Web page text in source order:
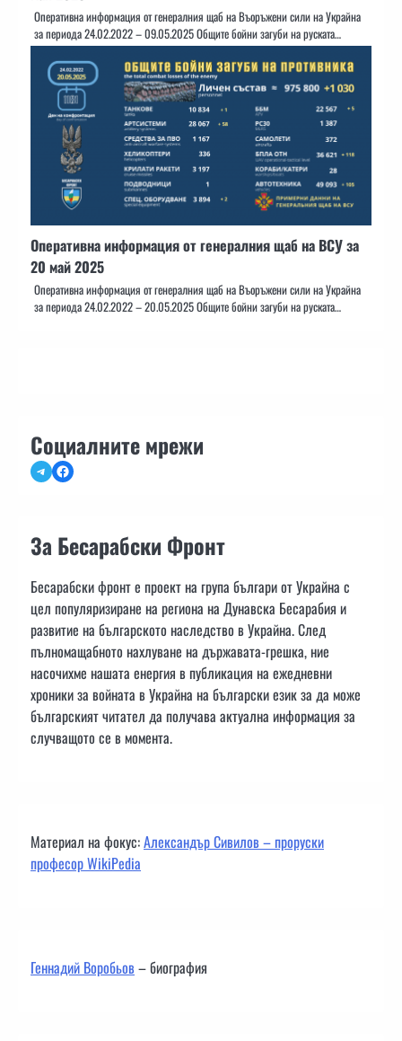
Оперативна информация от генералния щаб на Въоръжени сили на Украйна
за периода 24.02.2022 – 09.05.2025 Общите бойни загуби на руската…
Оперативна информация от генералния щаб на ВСУ за
20 май 2025
Оперативна информация от генералния щаб на Въоръжени сили на Украйна
за периода 24.02.2022 – 20.05.2025 Общите бойни загуби на руската…
Социалните мрежи
TelegramFacebook
За Бесарабски Фронт
Бесарабски фронт е проект на група българи от Украйна с
цел популяризиране на региона на Дунавска Бесарабия и
развитие на българското наследство в Украйна. След
пълномащабното нахлуване на държавата-грешка, ние
насочихме нашата енергия в публикация на ежедневни
хроники за войната в Украйна на български език за да може
българският читател да получава актуална информация за
случващото се в момента.
Материал на фокус:Александър Сивилов – проруски
професор WikiPedia
Геннадий Воробьов– биография